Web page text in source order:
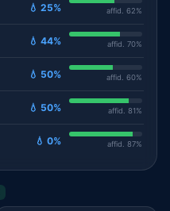
💧 25% affid. 62%
💧 44% affid. 70%
💧 50% affid. 60%
💧 50% affid. 81%
💧 0% affid. 87%